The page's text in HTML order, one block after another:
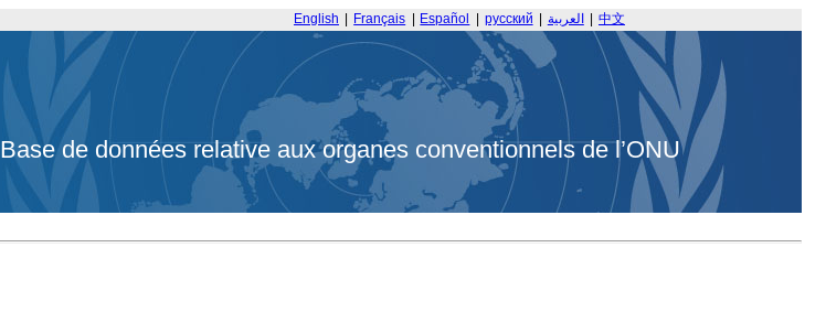
English Français Español русский العربية 中文
Base de données relative aux organes conventionnels de l’ONU